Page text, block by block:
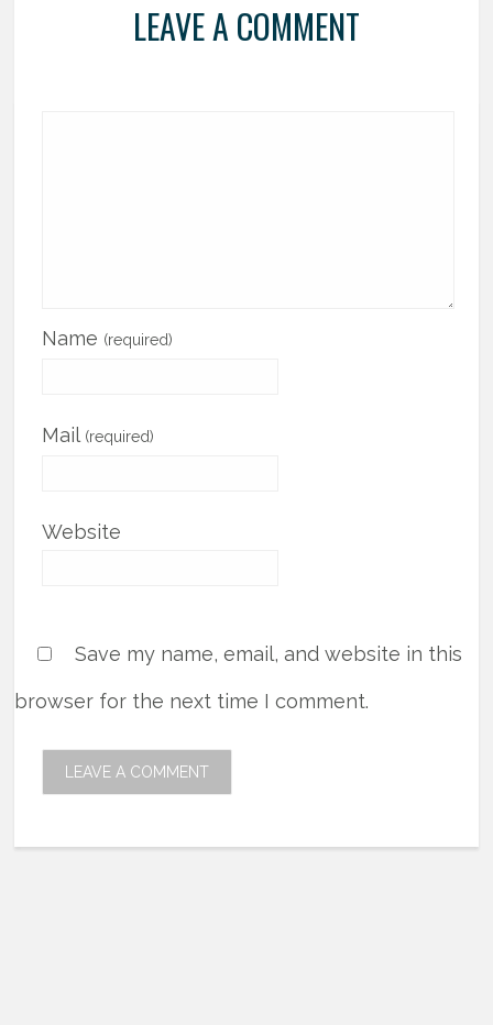
LEAVE A COMMENT
Name (required)
Mail (required)
Website
Save my name, email, and website in this
browser for the next time I comment.